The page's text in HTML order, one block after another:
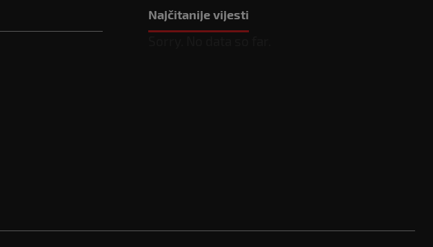
Najčitanije vijesti